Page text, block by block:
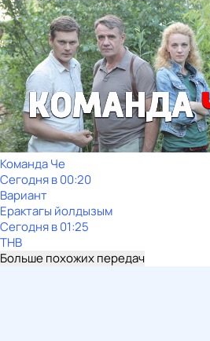
Команда Че
Сегодня в 00:20
Вариант
Ерактагы йолдызым
Сегодня в 01:25
ТНВ
Больше похожих передач